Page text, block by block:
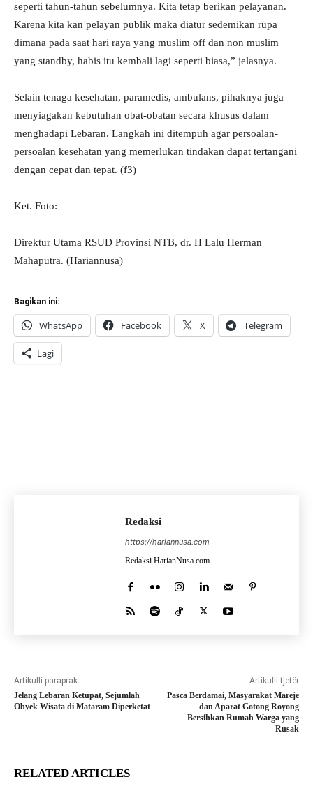
seperti tahun-tahun sebelumnya. Kita tetap berikan pelayanan.
Karena kita kan pelayan publik maka diatur sedemikan rupa
dimana pada saat hari raya yang muslim off dan non muslim
yang standby, habis itu kembali lagi seperti biasa,” jelasnya.
Selain tenaga kesehatan, paramedis, ambulans, pihaknya juga
menyiagakan kebutuhan obat-obatan secara khusus dalam
menghadapi Lebaran. Langkah ini ditempuh agar persoalan-
persoalan kesehatan yang memerlukan tindakan dapat tertangani
dengan cepat dan tepat. (f3)
Ket. Foto:
Direktur Utama RSUD Provinsi NTB, dr. H Lalu Herman
Mahaputra. (Hariannusa)
Bagikan ini:
WhatsApp Facebook X Telegram
Lagi
Redaksi
https://hariannusa.com
Redaksi HarianNusa.com
Artikulli paraprak
Jelang Lebaran Ketupat, Sejumlah
Obyek Wisata di Mataram Diperketat
Artikulli tjetër
Pasca Berdamai, Masyarakat Mareje
dan Aparat Gotong Royong
Bersihkan Rumah Warga yang
Rusak
RELATED ARTICLES